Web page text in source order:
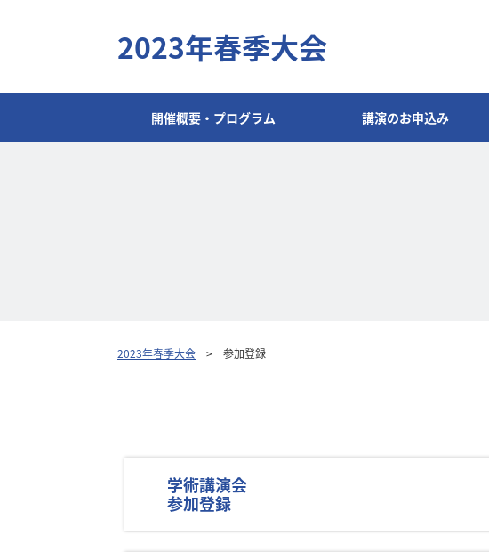
2023年春季大会
開催概要・プログラム 講演のお申込み
2023年春季大会 参加登録
学術講演会
参加登録